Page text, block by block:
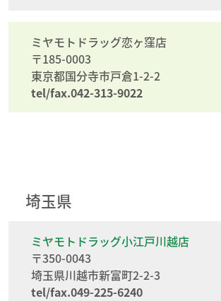
ミヤモトドラッグ恋ヶ窪店
〒185-0003
東京都国分寺市戸倉1-2-2
tel/fax.042-313-9022
埼玉県
ミヤモトドラッグ小江戸川越店
〒350-0043
埼玉県川越市新富町2-2-3
tel/fax.049-225-6240